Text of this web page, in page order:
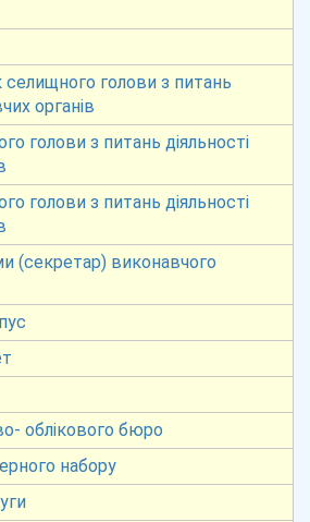
голови з питань
органів
голови з питань діяльності
голови з питань діяльності
(секретар) виконавчого
облікового бюро
набору